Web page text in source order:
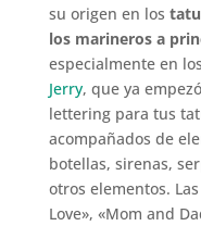
su origen en los
los marineros a
especialmente en
Jerry, que ya
lettering para tus
acompañados de
botellas, sirenas,
otros elementos.
Love», «Mom and